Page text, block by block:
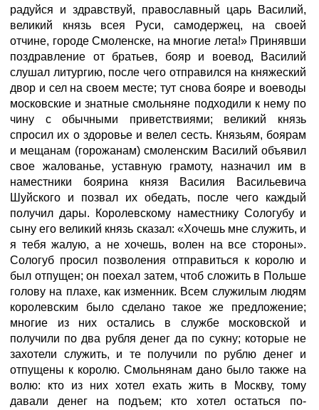
радуйся и здравствуй, православный царь Василий,
великий князь всея Руси, самодержец, на своей
отчине, городе Смоленске, на многие лета!» Принявши
поздравление от братьев, бояр и воевод, Василий
слушал литургию, после чего отправился на княжеский
двор и сел на своем месте; тут снова бояре и воеводы
московские и знатные смольняне подходили к нему по
чину с обычными приветствиями; великий князь
спросил их о здоровье и велел сесть. Князьям, боярам
и мещанам (горожанам) смоленским Василий объявил
свое жалованье, уставную грамоту, назначил им в
наместники боярина князя Василия Васильевича
Шуйского и позвал их обедать, после чего каждый
получил дары. Королевскому наместнику Сологубу и
сыну его великий князь сказал: «Хочешь мне служить, и
я тебя жалую, а не хочешь, волен на все стороны».
Сологуб просил позволения отправиться к королю и
был отпущен; он поехал затем, чтоб сложить в Польше
голову на плахе, как изменник. Всем служилым людям
королевским было сделано такое же предложение;
многие из них остались в службе московской и
получили по два рубля денег да по сукну; которые не
захотели служить, и те получили по рублю денег и
отпущены к королю. Смольнянам дано было также на
волю: кто из них хотел ехать жить в Москву, тому
давали денег на подъем; кто хотел остаться по-